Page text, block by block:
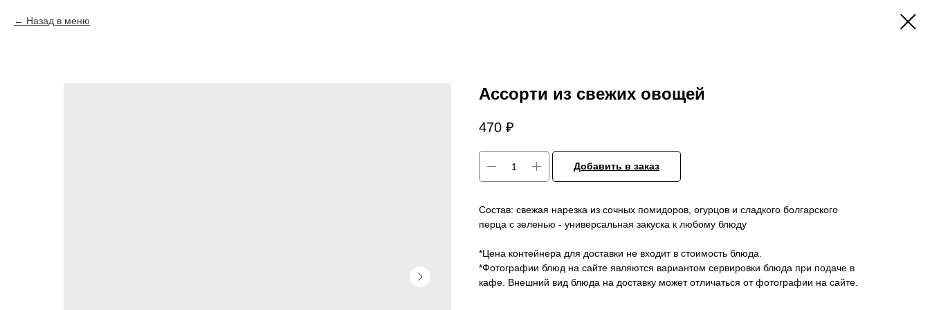
Назад в меню
Ассорти из свежих овощей
470 ₽
Добавить в заказ
Состав: свежая нарезка из сочных помидоров, огурцов и сладкого болгарского
перца с зеленью - универсальная закуска к любому блюду
*Цена контейнера для доставки не входит в стоимость блюда.
*Фотографии блюд на сайте являются вариантом сервировки блюда при подаче в
кафе. Внешний вид блюда на доставку может отличаться от фотографии на сайте.